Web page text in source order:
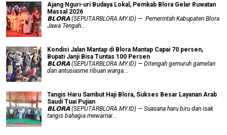
Ajang Nguri-uri Budaya Lokal, Pemkab Blora Gelar Ruwatan
Massal 2026
𝗕𝗟𝗢𝗥𝗔 (SEPUTARBLORA.MY.ID) — Pemerintah Kabupaten Blora
Jawa Tengah...
Kondisi Jalan Mantap di Blora Mantap Capai 70 persen,
Bupati Janji Bisa Tuntas 100 Persen
𝗕𝗟𝗢𝗥𝗔 (SEPUTARBLORA.MY.ID) — Ditengah gemuruh gamelan
dan antusiasme ribuan warga...
Tangis Haru Sambut Haji Blora, Sukses Besar Layanan Arab
Saudi Tuai Pujian
𝗕𝗟𝗢𝗥𝗔 (SEPUTARBLORA.MY.ID) — Suasana haru biru dan isak
tangis bahagia mewarnai...